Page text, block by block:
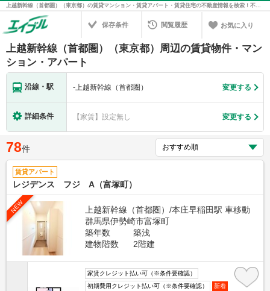
上越新幹線（首都圏）（東京都）の賃貸マンション・賃貸アパート・賃貸住宅の不動産情報を検索！不動産賃貸の物件探しは、お部屋探しのエイブル
保存条件 閲覧履歴 お気に入り
上越新幹線（首都圏）（東京都）周辺の賃貸物件・マン
ション・アパート
沿線・駅 -上越新幹線（首都圏） 変更する
詳細条件 【家賃】設定無し 変更する
78件
賃貸アパート
レジデンス フジ A（富塚町）
NEW
上越新幹線（首都圏）/本庄早稲田駅 車移動
群馬県伊勢崎市富塚町
築年数
築浅
建物階数
2階建
家賃クレジット払い可（※条件要確認）
初期費用クレジット払い可（※条件要確認）
新着